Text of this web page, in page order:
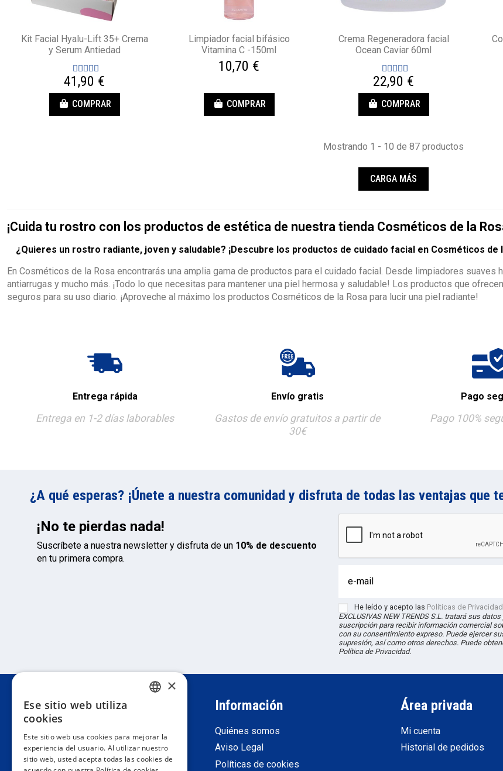
Kit Facial Hyalu-Lift 35+ Crema
y Serum Antiedad
41,90 €
COMPRAR
Limpiador facial bifásico
Vitamina C -150ml
10,70 €
COMPRAR
Crema Regeneradora facial
Ocean Caviar 60ml
22,90 €
COMPRAR
Mostrando 1 - 10 de 87 productos
CARGA MÁS
¡Cuida tu rostro con los productos de estética de nuestra tienda Cosméticos de la
¿Quieres un rostro radiante, joven y saludable? ¡Descubre los productos de cuidado facial en Cosméticos de
En Cosméticos de la Rosa encontrarás una amplia gama de productos para el cuidado facial. Desde limpiadores
antiarrugas y mucho más. ¡Todo lo que necesitas para mantener una piel hermosa y saludable! Los productos que
seguros para su uso diario. ¡Aproveche al máximo los productos Cosméticos de la Rosa para lucir una piel radiante!
Entrega rápida
Entrega en 1-2 días laborables
Envío gratis
Gastos de envío gratuitos a partir de
30€
Pago
Pago 100%
¿A qué esperas? ¡Únete a nuestra comunidad y disfruta de todas las ventajas que
¡No te pierdas nada!
Suscríbete a nuestra newsletter y disfruta de un 10% de descuento
en tu primera compra.
He leído y acepto las Políticas de Privacidad
EXCLUSIVAS NEW TRENDS S.L. tratará sus
suscripción para recibir información comercial
con su consentimiento expreso. Puede ejercer
supresión, así como otros derechos. Puede
Política de Privacidad.
Atención al cliente
Devoluciones
Condiciones generales de venta
Información
Quiénes somos
Aviso Legal
Políticas de cookies
Área privada
Mi cuenta
Historial de pedidos
ENGLISH
×
Ese sitio web utiliza
cookies
Este sitio web usa cookies para mejorar la
experiencia del usuario. Al utilizar nuestro
sitio web, usted acepta todas las cookies de